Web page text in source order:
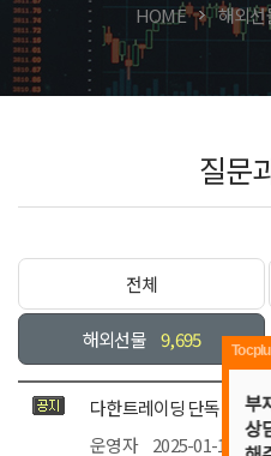
HOME 해외선
질문
전체
해외선물 9,695
다한트레이딩 단독 이벤
운영자
2025-01-14